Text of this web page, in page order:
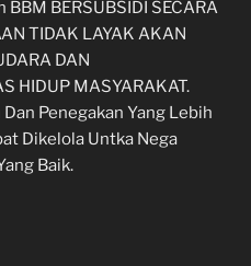
BERSUBSIDI SECARA
TIDAK LAYAK AKAN
DAN
HIDUP MASYARAKAT.
Penegakan Yang Lebih
Dikelola Untka Nega
Baik.